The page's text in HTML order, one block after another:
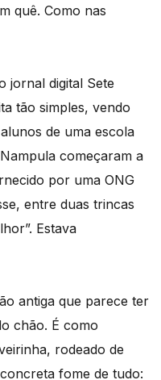
quê. Como nas
jornal digital Sete
tão simples, vendo
de uma escola
começaram a
por uma ONG
entre duas trincas
Estava
antiga que parece ter
chão. É como
rodeado de
fome de tudo: